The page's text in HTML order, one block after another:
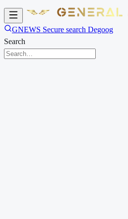
GNEWS Secure search Degoog
Search